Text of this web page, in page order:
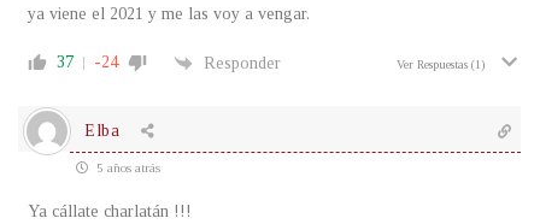
ya viene el 2021 y me las voy a vengar.
37 -24 Responder Ver Respuestas (1)
Elba
5 años atrás
Ya cállate charlatán !!!